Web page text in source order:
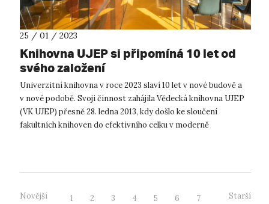
25 / 01 / 2023
Knihovna UJEP si připomíná 10 let od
svého založení
Univerzitní knihovna v roce 2023 slaví 10 let v nové budově a
v nové podobě. Svoji činnost zahájila Vědecká knihovna UJEP
(VK UJEP) přesně 28. ledna 2013, kdy došlo ke sloučení
fakultních knihoven do efektivního celku v moderně
Novější 1 2 3 4 5 6
7
Starší